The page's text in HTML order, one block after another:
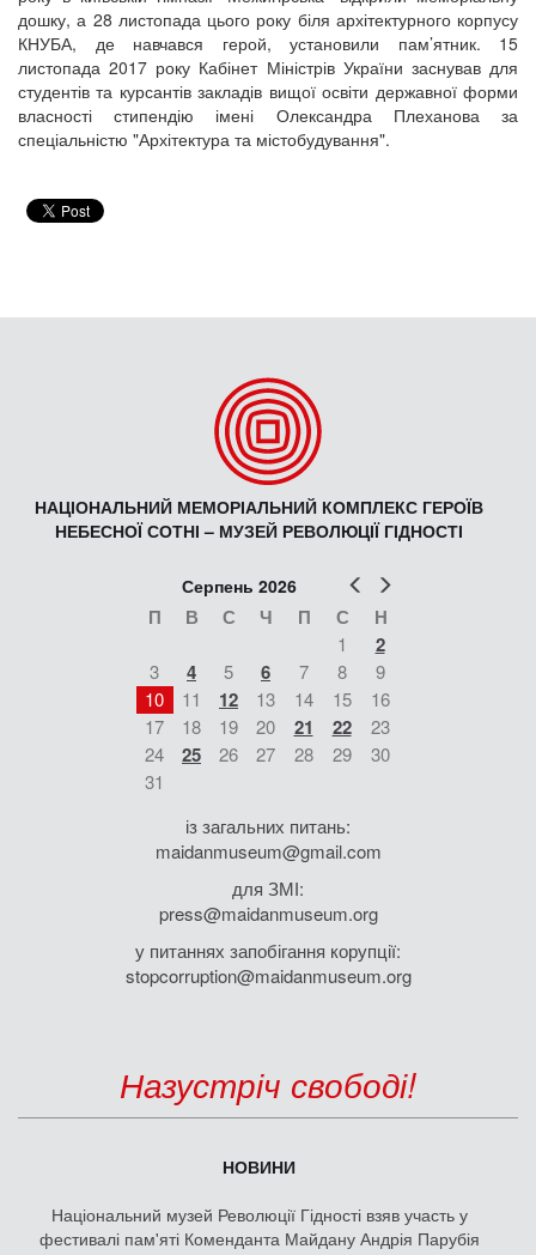
дошку, а 28 листопада цього року біля архітектурного корпусу
КНУБА, де навчався герой, установили пам’ятник. 15
листопада 2017 року Кабінет Міністрів України заснував для
студентів та курсантів закладів вищої освіти державної форми
власності стипендію імені Олександра Плеханова за
спеціальністю "Архітектура та містобудування".
НАЦІОНАЛЬНИЙ МЕМОРІАЛЬНИЙ КОМПЛЕКС ГЕРОЇВ
НЕБЕСНОЇ СОТНІ – МУЗЕЙ РЕВОЛЮЦІЇ ГІДНОСТІ
Попер
Серпень 2026
П В С Ч П С Н
1 2
3 4 5 6 7 8
9
10
11 12 13 14 15
16
17
18 19 20 21 22
23
24
25 26 27 28 29
30
31
із загальних питань:
maidanmuseum@gmail.com
для ЗМІ:
press@maidanmuseum.org
у питаннях запобігання корупції:
stopcorruption@maidanmuseum.org
Назустріч свободі!
НОВИНИ
Національний музей Революції Гідності взяв участь у
фестивалі пам'яті Коменданта Майдану Андрія Парубія